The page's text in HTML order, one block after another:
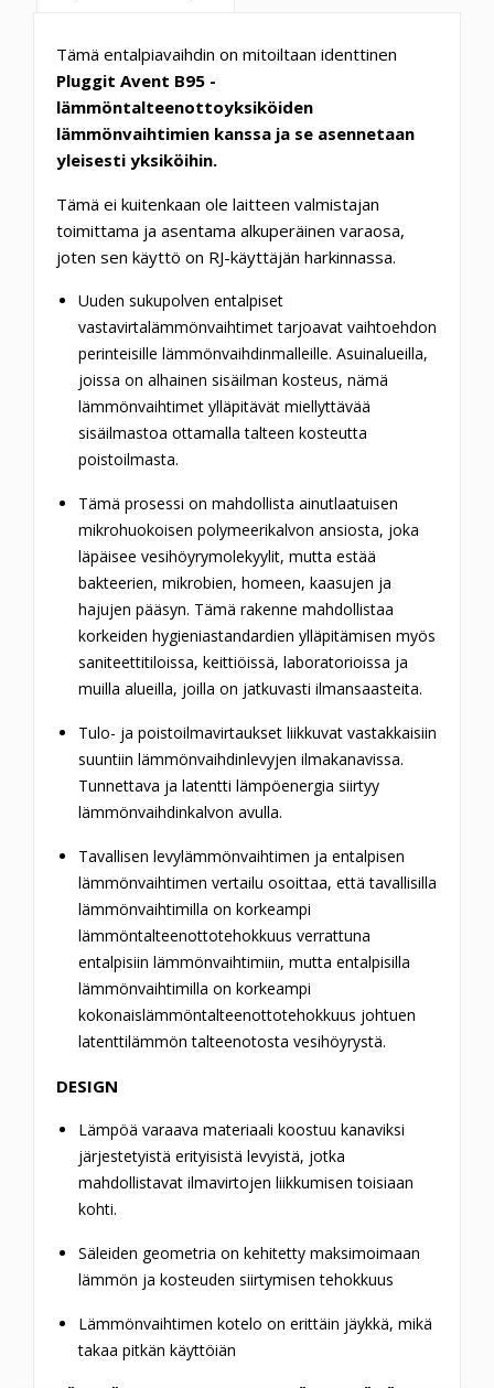
Tämä entalpiavaihdin on mitoiltaan identtinen
Pluggit Avent B95 -
lämmöntalteenottoyksiköiden
lämmönvaihtimien kanssa ja se asennetaan
yleisesti yksiköihin.
Tämä ei kuitenkaan ole laitteen valmistajan
toimittama ja asentama alkuperäinen varaosa,
joten sen käyttö on RJ-käyttäjän harkinnassa.
Uuden sukupolven entalpiset
vastavirtalämmönvaihtimet tarjoavat vaihtoehdon
perinteisille lämmönvaihdinmalleille. Asuinalueilla,
joissa on alhainen sisäilman kosteus, nämä
lämmönvaihtimet ylläpitävät miellyttävää
sisäilmastoa ottamalla talteen kosteutta
poistoilmasta.
Tämä prosessi on mahdollista ainutlaatuisen
mikrohuokoisen polymeerikalvon ansiosta, joka
läpäisee vesihöyrymolekyylit, mutta estää
bakteerien, mikrobien, homeen, kaasujen ja
hajujen pääsyn. Tämä rakenne mahdollistaa
korkeiden hygieniastandardien ylläpitämisen myös
saniteettitiloissa, keittiöissä, laboratorioissa ja
muilla alueilla, joilla on jatkuvasti ilmansaasteita.
Tulo- ja poistoilmavirtaukset liikkuvat vastakkaisiin
suuntiin lämmönvaihdinlevyjen ilmakanavissa.
Tunnettava ja latentti lämpöenergia siirtyy
lämmönvaihdinkalvon avulla.
Tavallisen levylämmönvaihtimen ja entalpisen
lämmönvaihtimen vertailu osoittaa, että tavallisilla
lämmönvaihtimilla on korkeampi
lämmöntalteenottotehokkuus verrattuna
entalpisiin lämmönvaihtimiin, mutta entalpisilla
lämmönvaihtimilla on korkeampi
kokonaislämmöntalteenottotehokkuus johtuen
latenttilämmön talteenotosta vesihöyrystä.
DESIGN
Lämpöä varaava materiaali koostuu kanaviksi
järjestetyistä erityisistä levyistä, jotka
mahdollistavat ilmavirtojen liikkumisen toisiaan
kohti.
Säleiden geometria on kehitetty maksimoimaan
lämmön ja kosteuden siirtymisen tehokkuus
Lämmönvaihtimen kotelo on erittäin jäykkä, mikä
takaa pitkän käyttöiän